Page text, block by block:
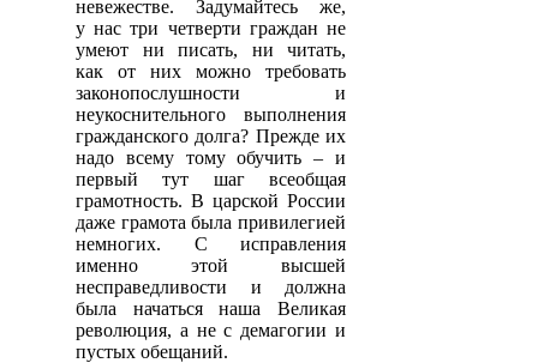
невежестве. Задумайтесь же,
у нас три четверти граждан не
умеют ни писать, ни читать,
как от них можно требовать
законопослушности и
неукоснительного выполнения
гражданского долга? Прежде их
надо всему тому обучить – и
первый тут шаг всеобщая
грамотность. В царской России
даже грамота была привилегией
немногих. С исправления
именно этой высшей
несправедливости и должна
была начаться наша Великая
революция, а не с демагогии и
пустых обещаний.